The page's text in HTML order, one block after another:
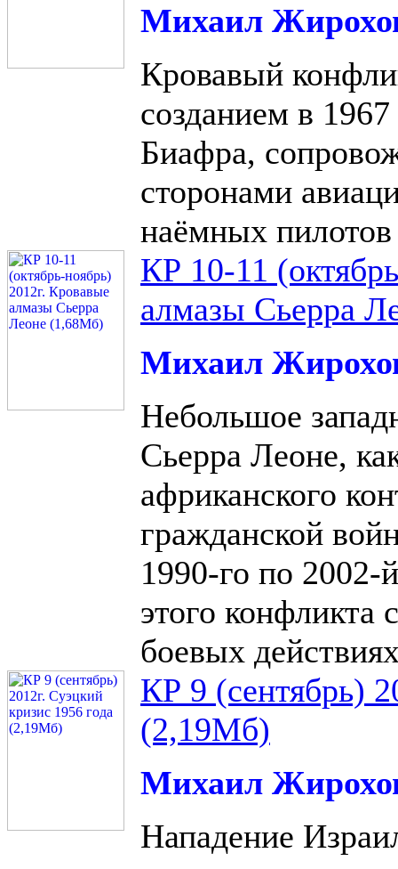
Михаил
Кровавый
созданием в 1967
Биафра,
сторонами
наёмных пилотов
КР 10-11
алмазы Сьерра
Михаил
Небольшое
Сьерра Леоне,
африканского
гражданской
1990-го по 2002-
этого конфликта
боевых
КР 9 (сентябрь)
(2,19Мб)
Михаил
Нападение